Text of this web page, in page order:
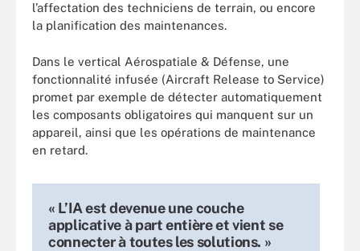
l’affectation des techniciens de terrain, ou encore
la planification des maintenances.
Dans le vertical Aérospatiale & Défense, une
fonctionnalité infusée (Aircraft Release to Service)
promet par exemple de détecter automatiquement
les composants obligatoires qui manquent sur un
appareil, ainsi que les opérations de maintenance
en retard.
« L’IA est devenue une couche
applicative à part entière et vient se
connecter à toutes les solutions. »